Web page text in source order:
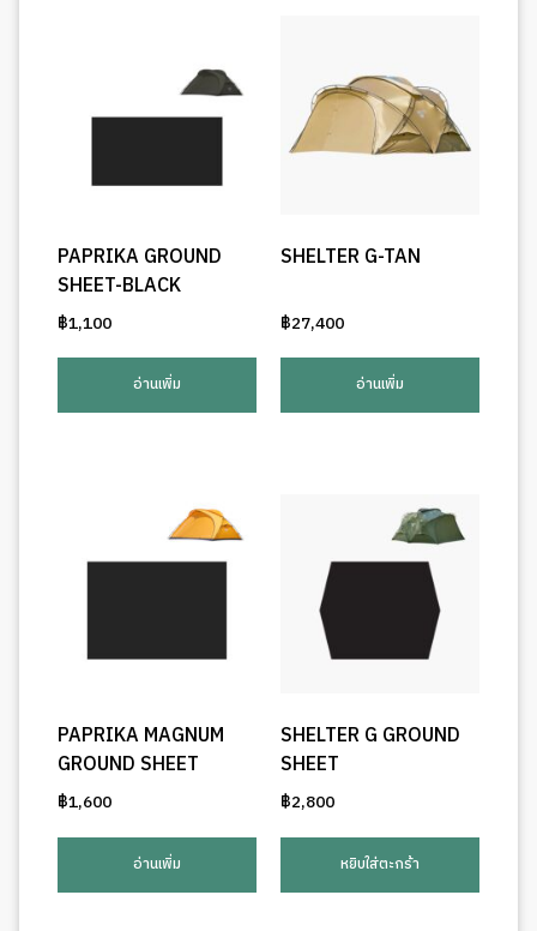
PAPRIKA GROUND
SHEET-BLACK
฿1,100
อ่านเพิ่ม
SHELTER G-TAN
฿27,400
อ่านเพิ่ม
PAPRIKA MAGNUM
GROUND SHEET
฿1,600
อ่านเพิ่ม
SHELTER G GROUND
SHEET
฿2,800
หยิบใส่ตะกร้า